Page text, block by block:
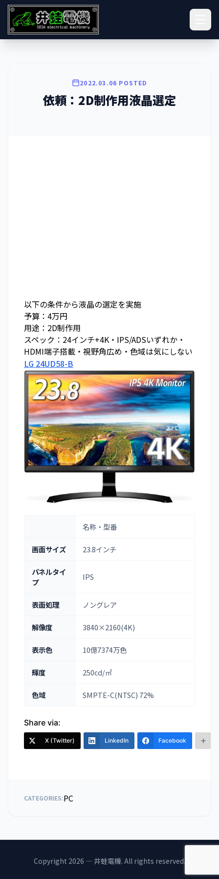
2022.03.06 POSTED
依頼：2D制作用液晶選定
以下の条件から液晶の選定を実施
予算：4万円
用途：2D制作用
スペック：24インチ+4K・IPS/ADSいずれか・
HDMI端子搭載・視野角広め・色域は気にしない
LG 24UD58-B
名称・型番
画面サイズ 23.8インチ
パネルタイ
プ
IPS
表面処理 ノングレア
解像度 3840×2160(4K)
表示色 10億7374万色
輝度 250cd/㎡
色域 SMPTE-C(NTSC) 72%
Share via:
X (Twitter) LinkedIn Facebook
CATEGORIES:PC
Copyright 2026 — 井蛙電機. All rights reserved.